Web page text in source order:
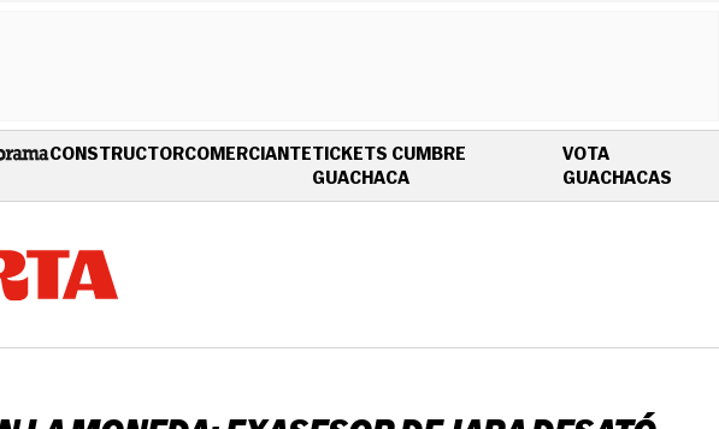
CONSTRUCTORCOMERCIANTETICKETS CUMBRE
GUACHACAOPENS IN NEW WINDOW
VOTA
GUACHACAS